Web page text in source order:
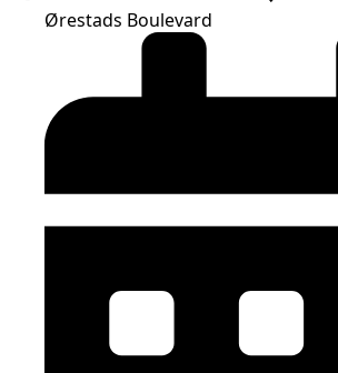
Ørestads Boulevard